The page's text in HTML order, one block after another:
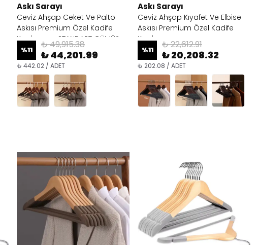
Askı Sarayı
Ceviz Ahşap Ceket Ve Palto
Askısı Premium Özel Kadife
Kaplama - STANDART GÜMÜŞ
KANCA
%11 ₺ 49,915.38
₺ 44,201.99
₺ 442.02 / ADET
Askı Sarayı
Ceviz Ahşap Kıyafet Ve Elbise
Askısı Premium Özel Kadife
Kaplama
%11 ₺ 22,612.91
₺ 20,208.32
₺ 202.08 / ADET